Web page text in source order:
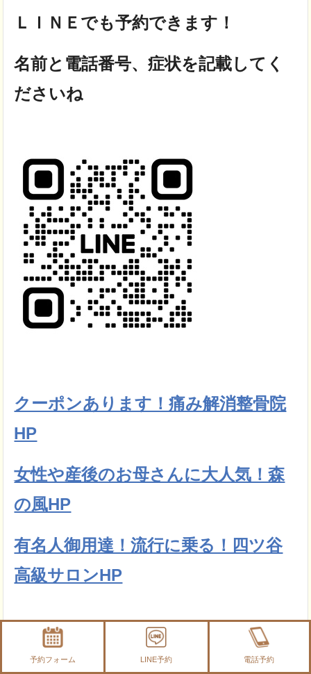
ＬＩＮＥでも予約できます！
名前と電話番号、症状を記載してく
ださいね
クーポンあります！痛み解消整骨院
HP
女性や産後のお母さんに大人気！森
の風HP
有名人御用達！流行に乗る！四ツ谷
高級サロンHP
予約フォーム LINE予約 電話予約